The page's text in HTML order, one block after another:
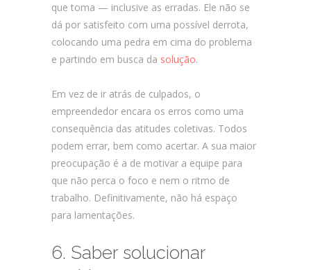
que toma — inclusive as erradas. Ele não se
dá por satisfeito com uma possível derrota,
colocando uma pedra em cima do problema
e partindo em busca da solução.
Em vez de ir atrás de culpados, o
empreendedor encara os erros como uma
consequência das atitudes coletivas. Todos
podem errar, bem como acertar. A sua maior
preocupação é a de motivar a equipe para
que não perca o foco e nem o ritmo de
trabalho. Definitivamente, não há espaço
para lamentações.
6. Saber solucionar